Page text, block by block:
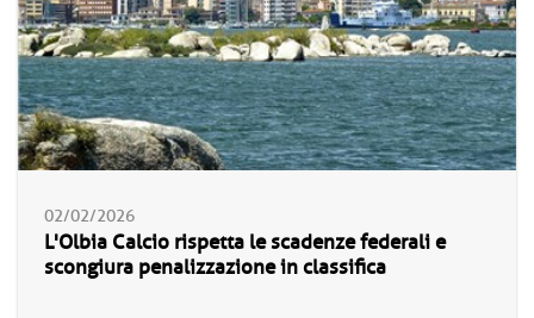
02/02/2026
L'Olbia Calcio rispetta le scadenze federali e
scongiura penalizzazione in classifica